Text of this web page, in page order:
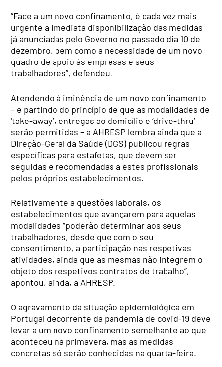
“Face a um novo confinamento, é cada vez mais
urgente a imediata disponibilização das medidas
já anunciadas pelo Governo no passado dia 10 de
dezembro, bem como a necessidade de um novo
quadro de apoio às empresas e seus
trabalhadores”, defendeu.
Atendendo à iminência de um novo confinamento
– e partindo do princípio de que as modalidades de
‘take-away’, entregas ao domicílio e ‘drive-thru’
serão permitidas – a AHRESP lembra ainda que a
Direção-Geral da Saúde (DGS) publicou regras
específicas para estafetas, que devem ser
seguidas e recomendadas a estes profissionais
pelos próprios estabelecimentos.
Relativamente a questões laborais, os
estabelecimentos que avançarem para aquelas
modalidades “poderão determinar aos seus
trabalhadores, desde que com o seu
consentimento, a participação nas respetivas
atividades, ainda que as mesmas não integrem o
objeto dos respetivos contratos de trabalho”,
apontou, ainda, a AHRESP.
O agravamento da situação epidemiológica em
Portugal decorrente da pandemia de covid-19 deve
levar a um novo confinamento semelhante ao que
aconteceu na primavera, mas as medidas
concretas só serão conhecidas na quarta-feira.